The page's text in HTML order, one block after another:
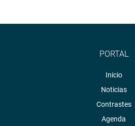
PORTAL
Inicio
Noticias
Contrastes
Agenda